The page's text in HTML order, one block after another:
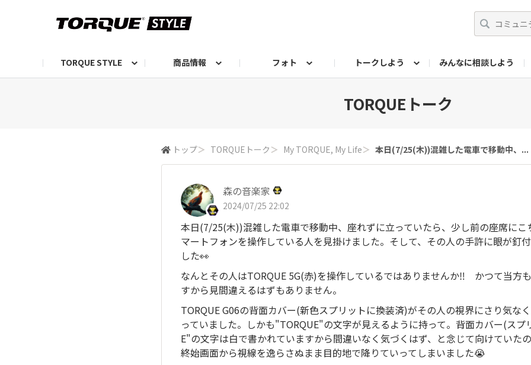
TORQUE STYLE 商品情報 フォト トークしよう みんなに相談しよう
TORQUEトーク
トップ＞ TORQUEトーク ＞ My TORQUE, My Life＞ 本日(7/25(木))混雑した電車で移動中、...
森の音楽家
2024/07/25 22:02
本日(7/25(木))混雑した電車で移動中、座れずに立っていたら、少し前の座席にこ
マートフォンを操作している人を見掛けました。そして、その人の手許に眼が釘
した👀
なんとその人はTORQUE 5G(赤)を操作しているではありませんか‼️ かつて当方
すから見間違えるはずもありません。
TORQUE G06の背面カバー(新色スプリットに換装済)がその人の視界にさり気な
っていました。しかも"TORQUE"の文字が見えるように持って。背面カバー(ス
E"の文字は白で書かれていますから間違いなく気づくはず、と念じて向けていた
終始画面から視線を逸らさぬまま目的地で降りていってしまいました😭